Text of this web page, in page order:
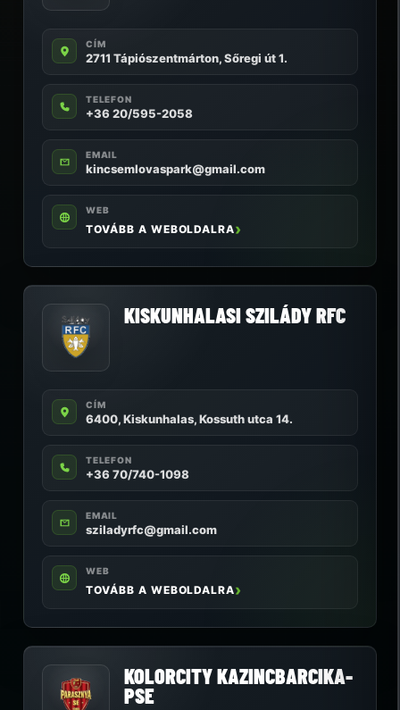
CÍM
2711 Tápiószentmárton, Sőregi út 1.
TELEFON
+36 20/595-2058
EMAIL
kincsemlovaspark@gmail.com
WEB
TOVÁBB A WEBOLDALRA
KISKUNHALASI SZILÁDY RFC
CÍM
6400, Kiskunhalas, Kossuth utca 14.
TELEFON
+36 70/740-1098
EMAIL
sziladyrfc@gmail.com
WEB
TOVÁBB A WEBOLDALRA
KOLORCITY KAZINCBARCIKA-
PSE